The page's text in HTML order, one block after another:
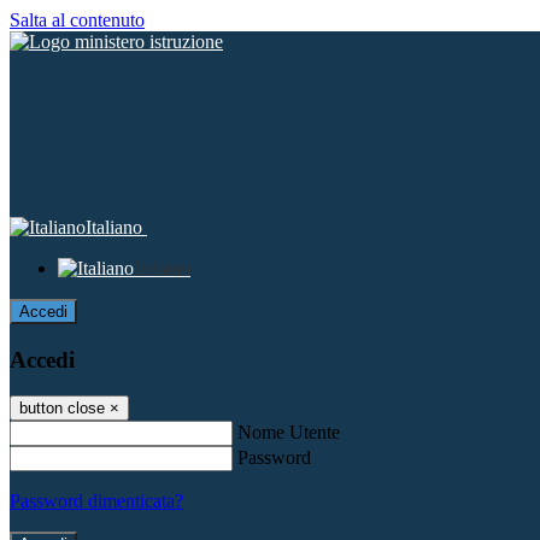
Salta al contenuto
Italiano
Italiano
Accedi
Accedi
button close ×
Nome Utente
Password
Password dimenticata?